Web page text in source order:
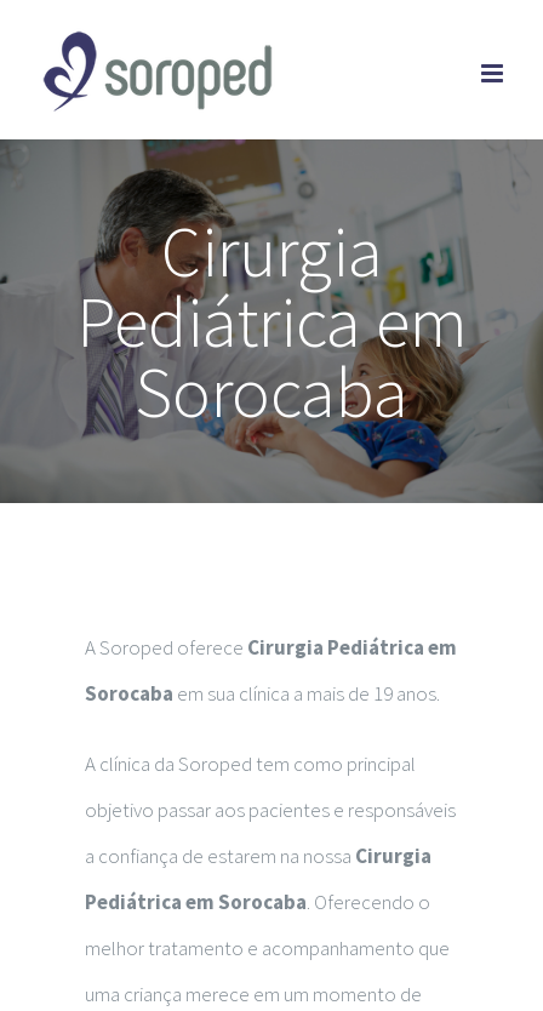
content
Cirurgia
Pediátrica em
Sorocaba
A Soroped oferece Cirurgia Pediátrica em
Sorocaba em sua clínica a mais de 19 anos.
A clínica da Soroped tem como principal
objetivo passar aos pacientes e responsáveis
a confiança de estarem na nossa Cirurgia
Pediátrica em Sorocaba. Oferecendo o
melhor tratamento e acompanhamento que
uma criança merece em um momento de